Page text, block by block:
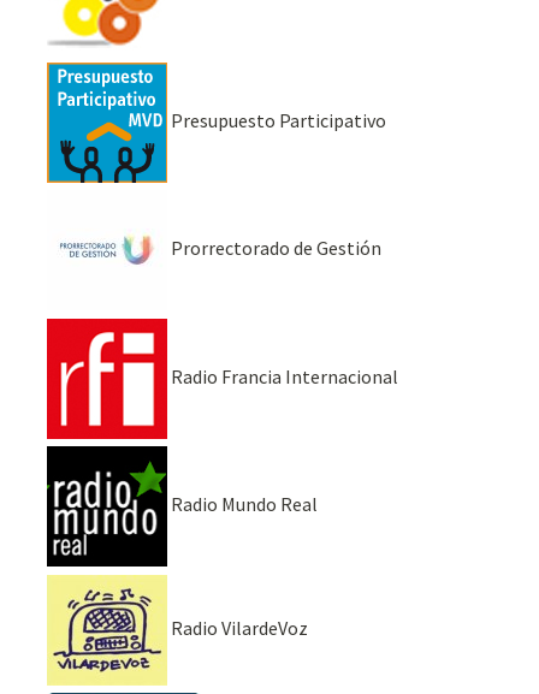
Presupuesto Participativo
Prorrectorado de Gestión
Radio Francia Internacional
Radio Mundo Real
Radio VilardeVoz